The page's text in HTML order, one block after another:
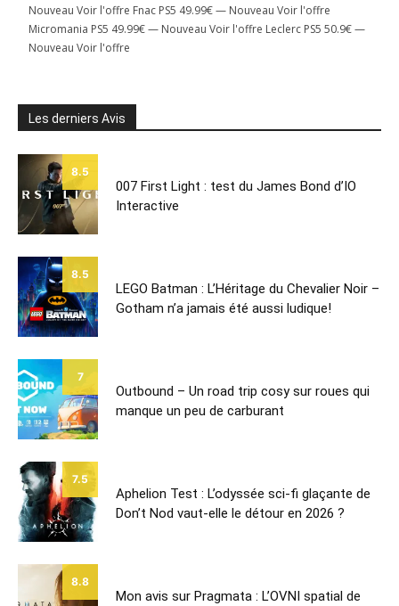
Nouveau Voir l'offre Fnac PS5 49.99€ — Nouveau Voir l'offre
Micromania PS5 49.99€ — Nouveau Voir l'offre Leclerc PS5 50.9€ —
Nouveau Voir l'offre
Les derniers Avis
8.5
007 First Light : test du James Bond d’IO
Interactive
8.5
LEGO Batman : L’Héritage du Chevalier Noir –
Gotham n’a jamais été aussi ludique!
7
Outbound – Un road trip cosy sur roues qui
manque un peu de carburant
7.5
Aphelion Test : L’odyssée sci-fi glaçante de
Don’t Nod vaut-elle le détour en 2026 ?
8.8
Mon avis sur Pragmata : L’OVNI spatial de